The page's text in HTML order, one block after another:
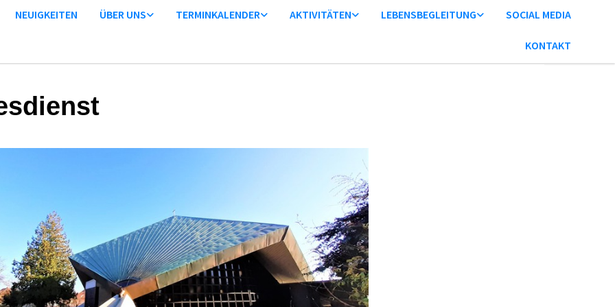
NEUIGKEITEN ÜBER UNS TERMINKALENDER AKTIVITÄTEN LEBENSBEGLEITUNG SOCIAL MEDIA
KONTAKT